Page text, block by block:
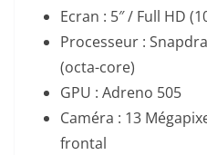
Ecran : 5″ / Full HD
Processeur :
(octa-core)
GPU : Adreno 505
Caméra : 13
frontal